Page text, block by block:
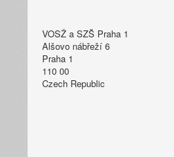
VOSŽ a SZŠ Praha 1
Alšovo nábřeží 6
Praha 1
110 00
Czech Republic